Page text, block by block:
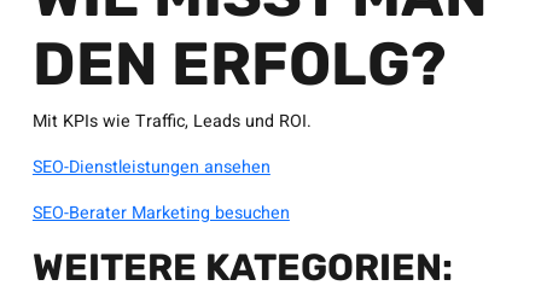
DEN ERFOLG?
Mit KPIs wie Traffic, Leads und ROI.
SEO-Dienstleistungen ansehen
SEO-Berater Marketing besuchen
WEITERE KATEGORIEN: